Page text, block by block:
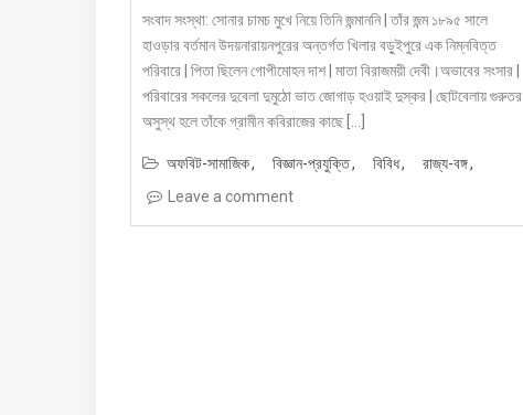
সংবাদ সংস্থা: সোনার চামচ মুখে নিয়ে তিনি জন্মাননি | তাঁর জন্ম ১৮৯৫ সালে
হাওড়ার বর্তমান উদয়নারায়নপুরের অন্তর্গত খিলার বড়ুইপুরে এক নিম্নবিত্ত
পরিবারে | পিতা ছিলেন গোপীমোহন দাশ | মাতা বিরাজময়ী দেবী।অভাবের সংসার |
পরিবারের সকলের দুবেলা দুমুঠো ভাত জোগাড় হওয়াই দুস্কর | ছোটবেলায় গুরুতর
অসুস্থ হলে তাঁকে গ্রামীন কবিরাজের কাছে […]
অফবিট-সামাজিক বিজ্ঞান-প্রযুক্তি বিবিধ
রাজ্য-বঙ্গ
Leave a comment